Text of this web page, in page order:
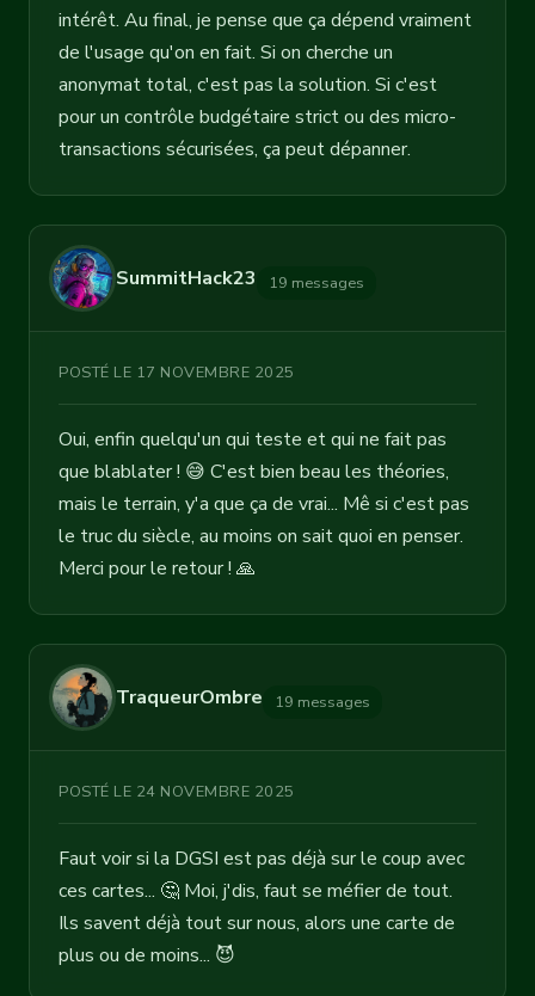
intérêt. Au final, je pense que ça dépend vraiment
de l'usage qu'on en fait. Si on cherche un
anonymat total, c'est pas la solution. Si c'est
pour un contrôle budgétaire strict ou des micro-
transactions sécurisées, ça peut dépanner.
SummitHack23 19 messages
POSTÉ LE 17 NOVEMBRE 2025
Oui, enfin quelqu'un qui teste et qui ne fait pas
que blablater ! 😅 C'est bien beau les théories,
mais le terrain, y'a que ça de vrai... Mê si c'est pas
le truc du siècle, au moins on sait quoi en penser.
Merci pour le retour ! 🙏
TraqueurOmbre 19 messages
POSTÉ LE 24 NOVEMBRE 2025
Faut voir si la DGSI est pas déjà sur le coup avec
ces cartes... 🤔 Moi, j'dis, faut se méfier de tout.
Ils savent déjà tout sur nous, alors une carte de
plus ou de moins... 😈